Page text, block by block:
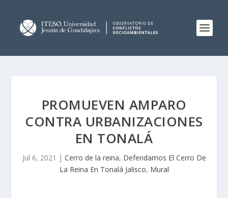
PROMUEVEN AMPARO
CONTRA URBANIZACIONES
EN TONALÁ
Jul 6, 2021 | Cerro de la reina, Defendamos El Cerro De
La Reina En Tonalá Jalisco, Mural